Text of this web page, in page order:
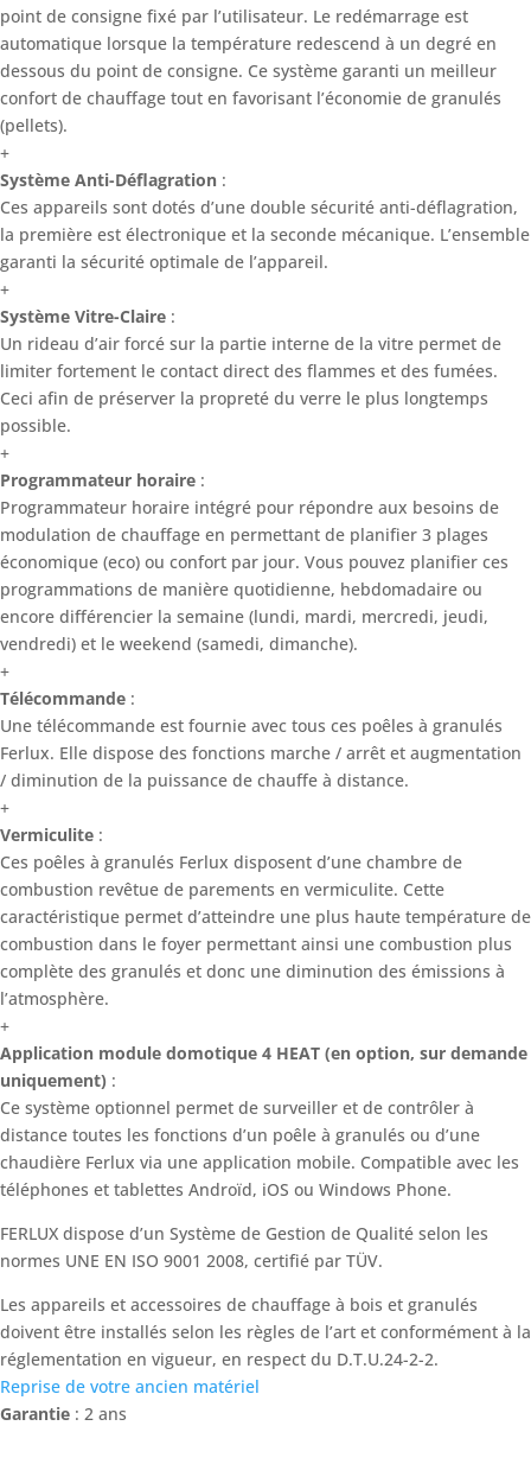
point de consigne fixé par l’utilisateur. Le redémarrage est
automatique lorsque la température redescend à un degré en
dessous du point de consigne. Ce système garanti un meilleur
confort de chauffage tout en favorisant l’économie de granulés
(pellets).
+
Système Anti-Déflagration :
Ces appareils sont dotés d’une double sécurité anti-déflagration,
la première est électronique et la seconde mécanique. L’ensemble
garanti la sécurité optimale de l’appareil.
+
Système Vitre-Claire :
Un rideau d’air forcé sur la partie interne de la vitre permet de
limiter fortement le contact direct des flammes et des fumées.
Ceci afin de préserver la propreté du verre le plus longtemps
possible.
+
Programmateur horaire :
Programmateur horaire intégré pour répondre aux besoins de
modulation de chauffage en permettant de planifier 3 plages
économique (eco) ou confort par jour. Vous pouvez planifier ces
programmations de manière quotidienne, hebdomadaire ou
encore différencier la semaine (lundi, mardi, mercredi, jeudi,
vendredi) et le weekend (samedi, dimanche).
+
Télécommande :
Une télécommande est fournie avec tous ces poêles à granulés
Ferlux. Elle dispose des fonctions marche / arrêt et augmentation
/ diminution de la puissance de chauffe à distance.
+
Vermiculite :
Ces poêles à granulés Ferlux disposent d’une chambre de
combustion revêtue de parements en vermiculite. Cette
caractéristique permet d’atteindre une plus haute température de
combustion dans le foyer permettant ainsi une combustion plus
complète des granulés et donc une diminution des émissions à
l’atmosphère.
+
Application module domotique 4 HEAT (en option, sur demande
uniquement) :
Ce système optionnel permet de surveiller et de contrôler à
distance toutes les fonctions d’un poêle à granulés ou d’une
chaudière Ferlux via une application mobile. Compatible avec les
téléphones et tablettes Androïd, iOS ou Windows Phone.
FERLUX dispose d’un Système de Gestion de Qualité selon les
normes UNE EN ISO 9001 2008, certifié par TÜV.
Les appareils et accessoires de chauffage à bois et granulés
doivent être installés selon les règles de l’art et conformément à la
réglementation en vigueur, en respect du D.T.U.24-2-2.
Reprise de votre ancien matériel
Garantie : 2 ans